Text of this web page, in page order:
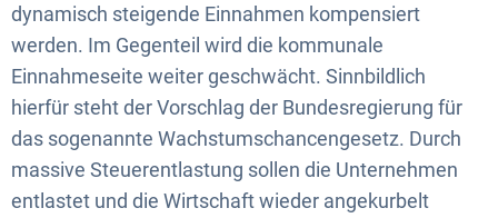
dynamisch steigende Einnahmen kompensiert
werden. Im Gegenteil wird die kommunale
Einnahmeseite weiter geschwächt. Sinnbildlich
hierfür steht der Vorschlag der Bundesregierung für
das sogenannte Wachstumschancengesetz. Durch
massive Steuerentlastung sollen die Unternehmen
entlastet und die Wirtschaft wieder angekurbelt